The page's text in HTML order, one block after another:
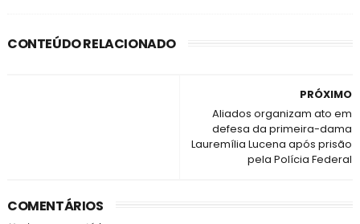
CONTEÚDO RELACIONADO
PRÓXIMO
Aliados organizam ato em
defesa da primeira-dama
Lauremília Lucena após prisão
pela Polícia Federal
COMENTÁRIOS